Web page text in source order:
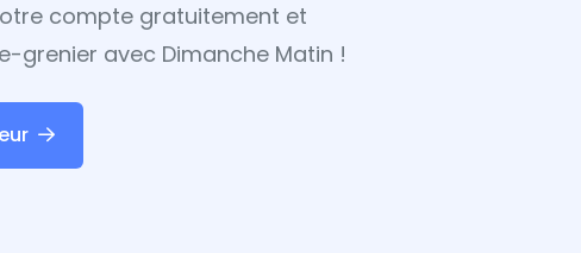
compte gratuitement et
grenier avec Dimanche Matin !